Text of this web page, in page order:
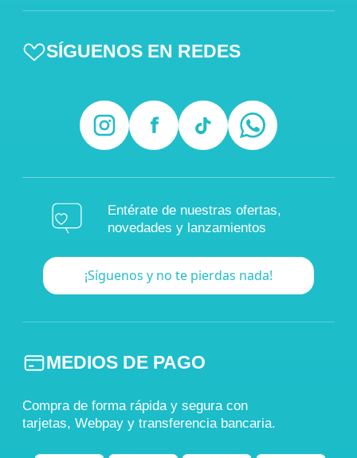
SÍGUENOS EN REDES
Entérate de nuestras ofertas,
novedades y lanzamientos
¡Síguenos y no te pierdas nada!
MEDIOS DE PAGO
Compra de forma rápida y segura con
tarjetas, Webpay y transferencia bancaria.